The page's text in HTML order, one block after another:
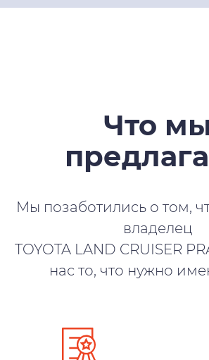
Что
Мы позаботились о том,
владелец
TOYOTA LAND CRUISER
нас то, что нужно